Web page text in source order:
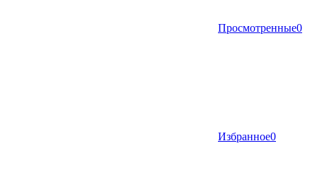
Просмотренные0
Избранное0